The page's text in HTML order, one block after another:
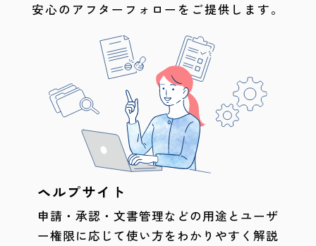
安心のアフターフォローをご提供します。
ヘルプサイト
申請・承認・文書管理などの用途とユーザ
ー権限に応じて使い方をわかりやすく解説